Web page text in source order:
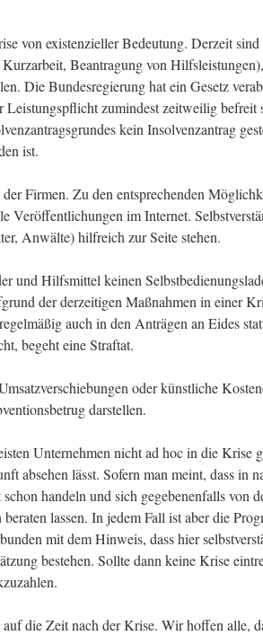
von existenzieller Bedeutung. Derzeit
Beantragung von
Die Bundesregierung hat ein Gesetz
zumindest zeitweilig befreit
kein Insolvenzantrag
ist.
Firmen. Zu den entsprechenden
Veröffentlichungen im Internet.
Anwälte) hilfreich zur Seite stehen.
und Hilfsmittel keinen
der derzeitigen Maßnahmen in einer
auch in den Anträgen an Eides
begeht eine Straftat.
oder künstliche
darstellen.
Unternehmen nicht ad hoc in die Krise
absehen lässt. Sofern man meint, dass in
handeln und sich gegebenenfalls von
lassen. In jedem Fall ist aber die
mit dem Hinweis, dass hier
bestehen. Sollte dann keine Krise
die Zeit nach der Krise. Wir hoffen alle,